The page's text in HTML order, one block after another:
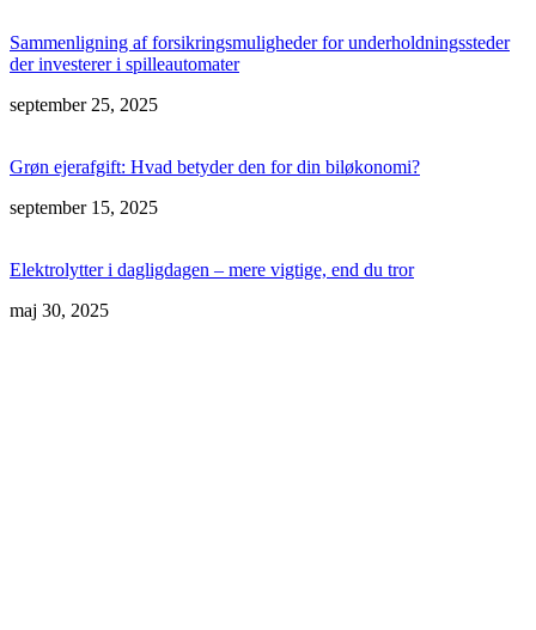
Sammenligning af forsikringsmuligheder for underholdningssteder
der investerer i spilleautomater
september 25, 2025
Grøn ejerafgift: Hvad betyder den for din biløkonomi?
september 15, 2025
Elektrolytter i dagligdagen – mere vigtige, end du tror
maj 30, 2025